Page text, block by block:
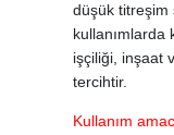
düşük titreşim
kullanımlarda
işçiliği, inşaat
tercihtir.
Kullanım